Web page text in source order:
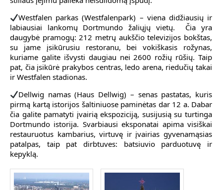
Westfalen parkas (Westfalenpark) – viena didžiausių ir
labiausiai lankomų Dortmundo žaliųjų vietų. Čia yra
daugybė pramogų: 212 metrų aukščio televizijos bokštas,
su jame įsikūrusiu restoranu, bei vokiškasis rožynas,
kuriame galite išvysti daugiau nei 2600 rožių rūšių. Taip
pat, čia įsikūrė prakybos centras, ledo arena, riedučių takai
ir Westfalen stadionas.
Dellwig namas (Haus Dellwig) – senas pastatas, kuris
pirmą kartą istorijos šaltiniuose paminėtas dar 12 a. Dabar
čia galite pamatyti įvairią ekspoziciją, susijusią su turtinga
Dortmundo istorija. Svarbiausi eksponatai apima visiškai
restauruotus kambarius, virtuvę ir įvairias gyvenamąsias
patalpas, taip pat dirbtuves: batsiuvio parduotuvę ir
kepyklą.